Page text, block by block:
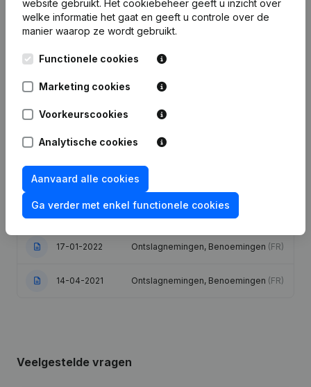
Datum Publicatie
Denomination - Ontslagnemingen,
20-09-2024
Maatschappelijke Zetel -
Ontslagnemingen, Benoemingen
Ontslagnemingen, Benoemingen
17-01-2022 Ontslagnemingen, Benoemingen (FR)
14-04-2021 Ontslagnemingen, Benoemingen (FR)
Veelgestelde vragen
website gebruikt. Het cookiebeheer geeft u inzicht over
welke informatie het gaat en geeft u controle over de
manier waarop ze wordt gebruikt.
Functionele cookies
Marketing cookies
Voorkeurscookies
Analytische cookies
Aanvaard alle cookies
Ga verder met enkel functionele cookies